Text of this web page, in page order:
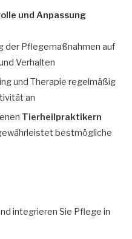
und Anpassung
der Pflegemaßnahmen auf
Verhalten
und Therapie regelmäßig
an
Tierheilpraktikern
bestmögliche
integrieren Sie Pflege in